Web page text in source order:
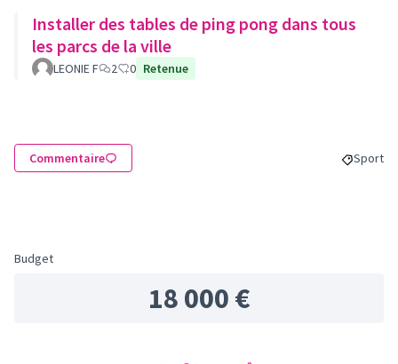
Installer des tables de ping pong dans tous
les parcs de la ville
LEONIE F 2 0 Retenue
Commentaire Filtrer
Sport
Budget
18 000 €